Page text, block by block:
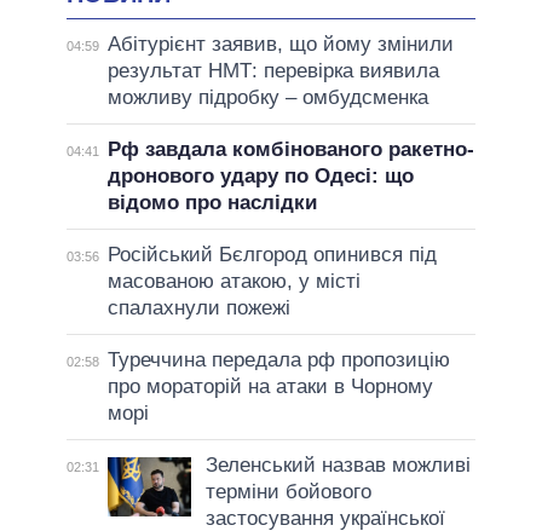
04:59 Абітурієнт заявив, що йому змінили
результат НМТ: перевірка виявила
можливу підробку – омбудсменка
04:41
Рф завдала комбінованого ракетно-
дронового удару по Одесі: що
відомо про наслідки
03:56
Російський Бєлгород опинився під
масованою атакою, у місті
спалахнули пожежі
02:58 Туреччина передала рф пропозицію
про мораторій на атаки в Чорному
морі
02:31
Зеленський назвав можливі
терміни бойового
застосування української